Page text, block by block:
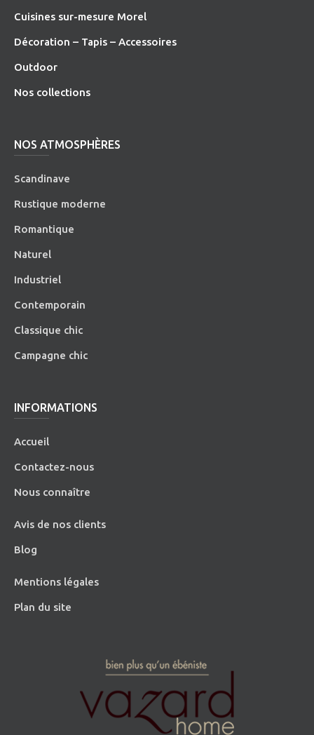
Cuisines sur-mesure Morel
Décoration – Tapis – Accessoires
Outdoor
Nos collections
NOS ATMOSPHÈRES
Scandinave
Rustique moderne
Romantique
Naturel
Industriel
Contemporain
Classique chic
Campagne chic
INFORMATIONS
Accueil
Contactez-nous
Nous connaître
Avis de nos clients
Blog
Mentions légales
Plan du site